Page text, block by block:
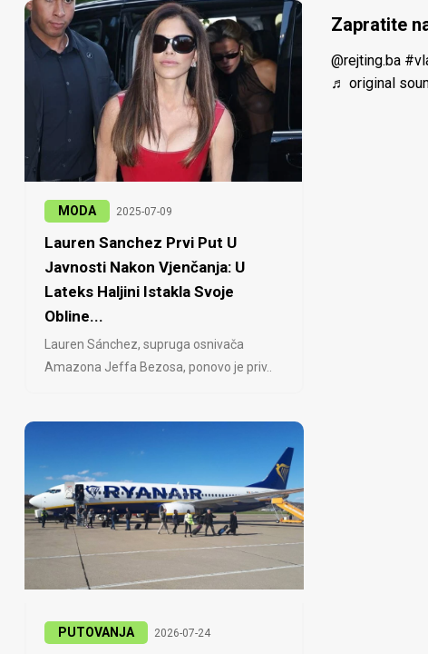
MODA 2025-07-09
Lauren Sanchez Prvi Put U
Javnosti Nakon Vjenčanja: U
Lateks Haljini Istakla Svoje
Obline...
Lauren Sánchez, supruga osnivača
Amazona Jeffa Bezosa, ponovo je priv..
PUTOVANJA 2026-07-24
Zapratite
@rejting.ba
♬ original